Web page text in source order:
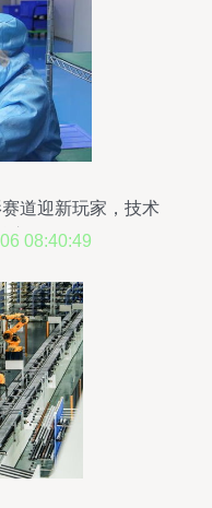
道迎新玩家，技术
心08:40:49